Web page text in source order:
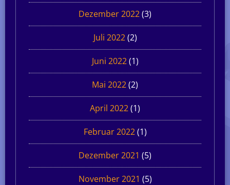
Dezember 2022(3)
Juli 2022(2)
Juni 2022(1)
Mai 2022(2)
April 2022(1)
Februar 2022(1)
Dezember 2021 (5)
November 2021 (5)